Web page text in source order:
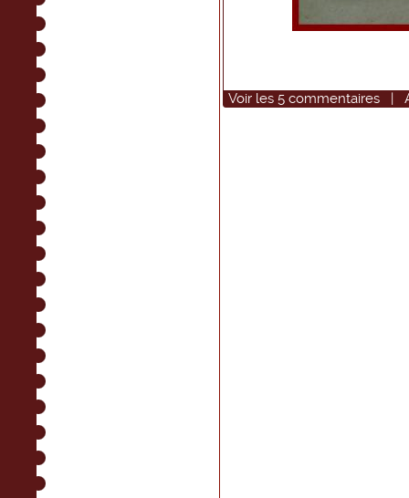
Voir les 5 commentaires |